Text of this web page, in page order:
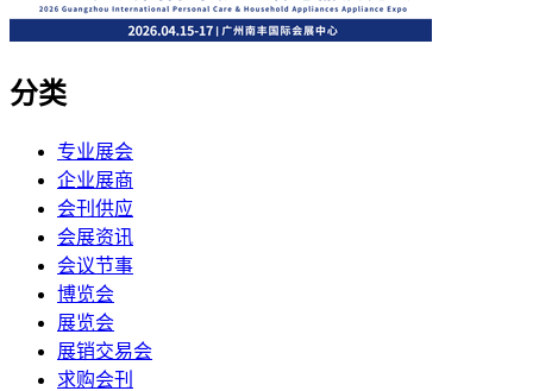
分类
专业展会
企业展商
会刊供应
会展资讯
会议节事
博览会
展览会
展销交易会
求购会刊